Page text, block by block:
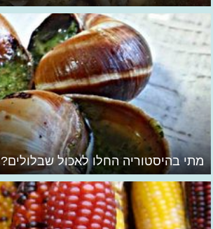
מתי בהיסטוריה החלו לאכול שבלולים?